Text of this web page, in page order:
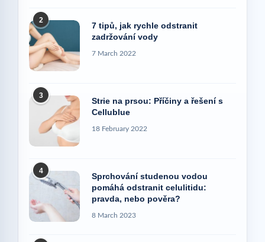
2
7 tipů, jak rychle odstranit
zadržování vody
7 March 2022
3
Strie na prsou: Příčiny a řešení s
Cellublue
18 February 2022
4
Sprchování studenou vodou
pomáhá odstranit celulitidu:
pravda, nebo pověra?
8 March 2023